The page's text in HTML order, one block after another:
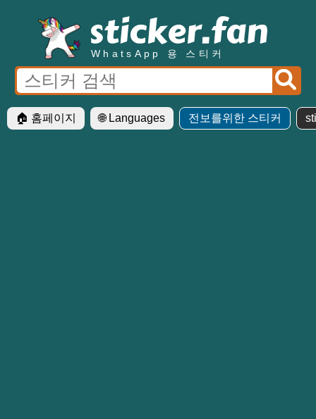
WhatsApp 용 스티커
🏠 홈페이지 🌐 Languages 전보를위한 스티커